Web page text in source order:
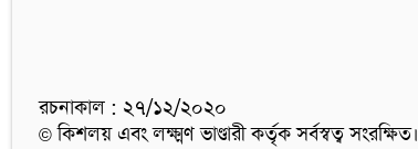
রচনাকাল : ২৭/১২/২০২০
© কিশলয় এবং লক্ষ্মণ ভাণ্ডারী কর্তৃক সর্বস্বত্ব সংরক্ষিত।